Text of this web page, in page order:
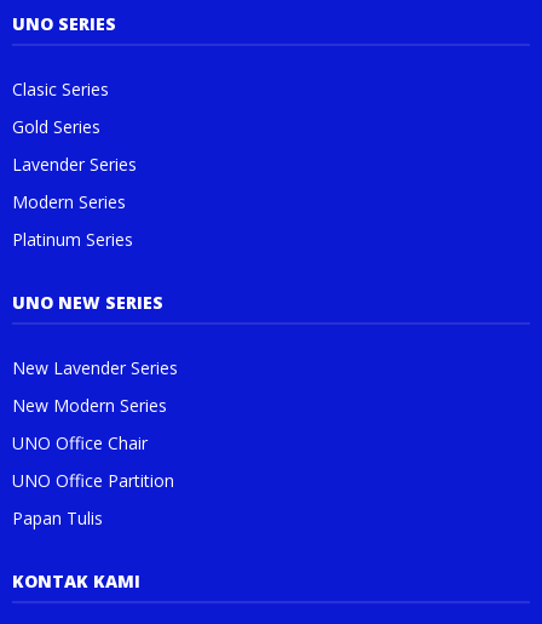
UNO SERIES
Clasic Series
Gold Series
Lavender Series
Modern Series
Platinum Series
UNO NEW SERIES
New Lavender Series
New Modern Series
UNO Office Chair
UNO Office Partition
Papan Tulis
KONTAK KAMI